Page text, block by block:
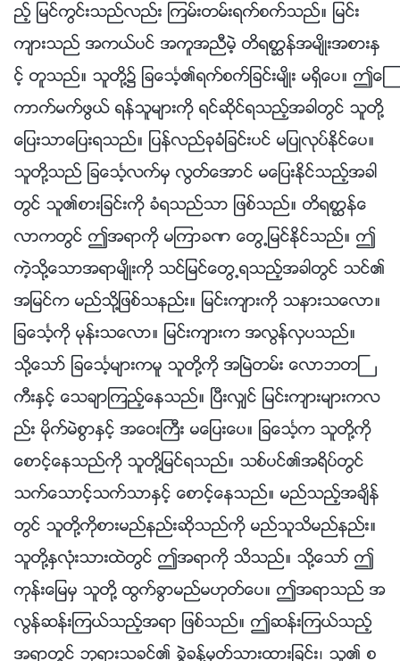
ည့္ ျမင္ကြင္းသည္လည္း ၾကမ္းတမ္းရက္စက္သည္။ ျမင္း
က်ားသည္ အကယ္ပင္ အကူအညီမဲ့ တိရစာၦန္အမ်ိဳးအစားႏွ
င့္ တူသည္။ သူတို႔၌ ျခေသၤ့၏ရက္စက္ျခင္းမ်ိဳး မရွိေပ။ ဤေၾ
ကာက္မက္ဖြယ္ ရန္သူမ်ားကို ရင္ဆိုင္ရသည့္အခါတြင္ သူတို႔
ေျပးသာေျပးရသည္။ ျပန္လည္ခုခံျခင္းပင္ မျပဳလုပ္ႏိုင္ေပ။
သူတို႔သည္ ျခေသၤ့လက္မွ လြတ္ေအာင္ မေျပးႏိုင္သည့္အခါ
တြင္ သူ၏စားျခင္းကို ခံရသည္သာ ျဖစ္သည္။ တိရစာၦန္ေ
လာကတြင္ ဤအရာကို မၾကာခဏ ေတြ႕ျမင္ႏိုင္သည္။ ဤ
ကဲ့သို႔ေသာအရာမ်ိဳးကို သင္ျမင္ေတြ႕ရသည့္အခါတြင္ သင္၏
အျမင္က မည္သို႔ျဖစ္သနည္း။ ျမင္းက်ားကို သနားသေလာ။
ျခေသၤ့ကို မုန္းသေလာ။ ျမင္းက်ားက အလြန္လွပသည္။
သို႔ေသာ္ ျခေသၤ့မ်ားကမူ သူတို႔ကို အၿမဲတမ္း ေလာဘတႀ
ကီးႏွင့္ ေသခ်ာၾကည့္ေနသည္။ ၿပီးလွ်င္ ျမင္းက်ားမ်ားကလ
ည္း မိုက္မဲစြာႏွင့္ အေဝးႀကီး မေျပးေပ။ ျခေသၤ့က သူတို႔ကို
ေစာင့္ေနသည္ကို သူတို႔ျမင္ရသည္။ သစ္ပင္၏အရိပ္တြင္
သက္ေသာင့္သက္သာႏွင့္ ေစာင့္ေနသည္။ မည္သည့္အခ်ိန္
တြင္ သူတို႔ကိုစားမည္နည္းဆိုသည္ကို မည္သူသိမည္နည္း။
သူတို႔ႏွလုံးသားထဲတြင္ ဤအရာကို သိသည္။ သို႔ေသာ္ ဤ
ကုန္းေျမမွ သူတို႔ ထြက္ခြာမည္မဟုတ္ေပ။ ဤအရာသည္ အ
လြန္ဆန္းၾကယ္သည့္အရာ ျဖစ္သည္။ ဤဆန္းၾကယ္သည့္
အရာတြင္ ဘုရားသခင္၏ ခြဲခန္႔မွတ္သားထားျခင္း၊ သူ၏ စ